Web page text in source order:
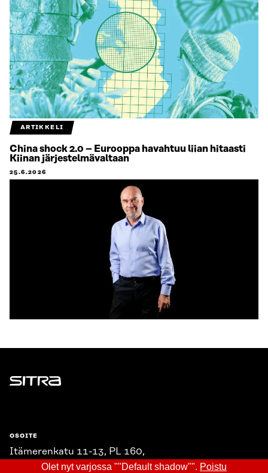
ARTIKKELI
China shock 2.0 – Eurooppa havahtuu liian hitaasti
Kiinan järjestelmävaltaan
25.6.2026
Sitra
OSOITE
Itämerenkatu 11-13, PL 160,
00181 Helsinki
Olet nyt varjossa ""Default shadow"". Poistu